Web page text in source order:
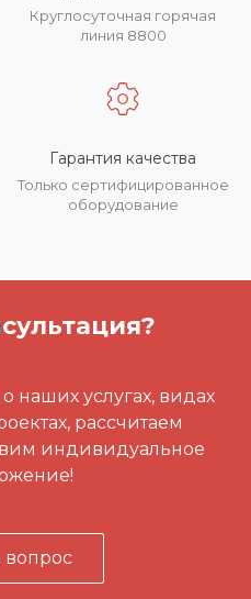
Круглосуточная горячая
линия 8800
Гарантия качества
Только сертифицированное
оборудование
наших услугах, видах
рассчитаем
индивидуальное
вопрос